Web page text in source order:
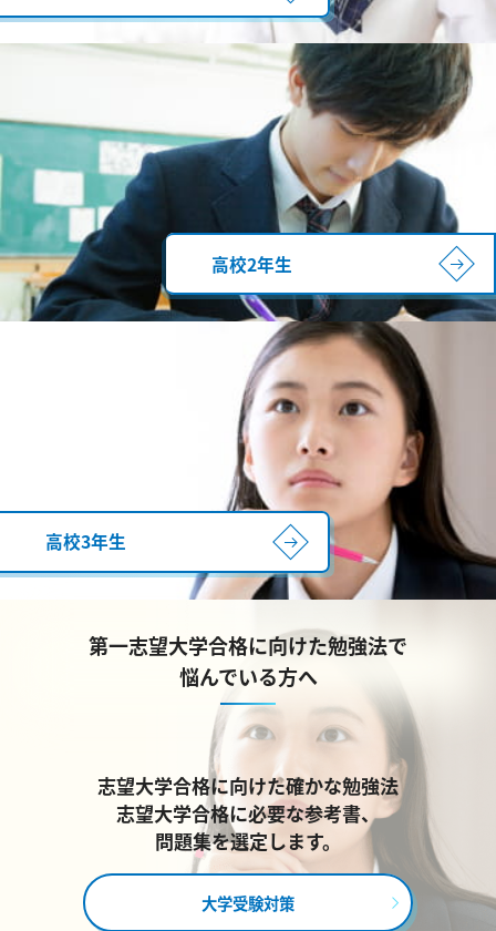
高校2年生
高校3年生
第一志望大学合格に向けた勉強法で
悩んでいる方へ
志望大学合格に向けた確かな勉強法
志望大学合格に必要な参考書、
問題集を選定します。
大学受験対策